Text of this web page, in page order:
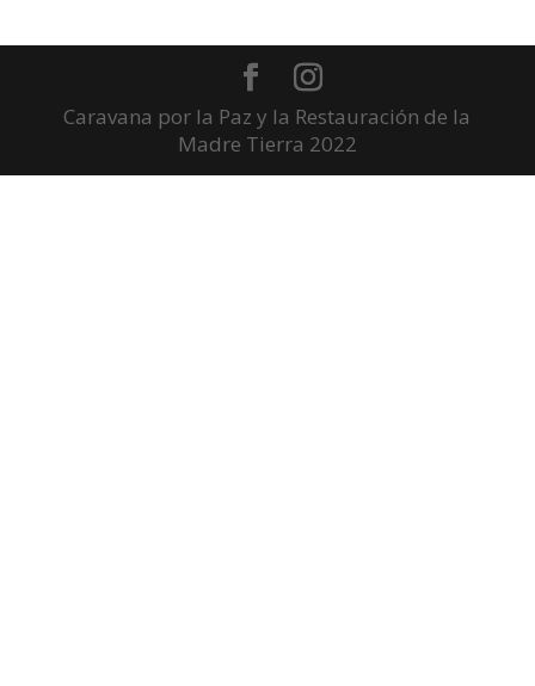
Caravana por la Paz y la Restauración de la
Madre Tierra 2022